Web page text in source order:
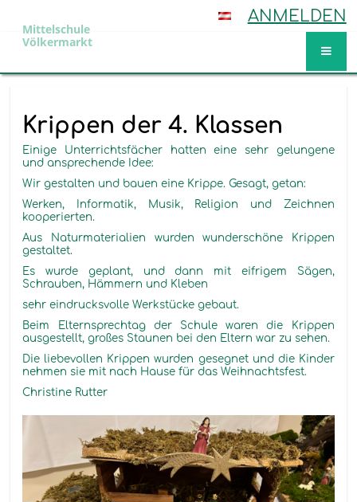
ANMELDEN
Mittelschule
Völkermarkt
Krippen der 4. Klassen
Einige Unterrichtsfächer hatten eine sehr gelungene
und ansprechende Idee:
Wir gestalten und bauen eine Krippe. Gesagt, getan:
Werken, Informatik, Musik, Religion und Zeichnen
kooperierten.
Aus Naturmaterialien wurden wunderschöne Krippen
gestaltet.
Es wurde geplant, und dann mit eifrigem Sägen,
Schrauben, Hämmern und Kleben
sehr eindrucksvolle Werkstücke gebaut.
Beim Elternsprechtag der Schule waren die Krippen
ausgestellt, großes Staunen bei den Eltern war zu sehen.
Die liebevollen Krippen wurden gesegnet und die Kinder
nehmen sie mit nach Hause für das Weihnachtsfest.
Christine Rutter